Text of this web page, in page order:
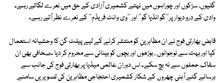
گلیوں، سڑکوں اور چوراہوں میں نہتے کشمیری آزادی کے حق میں نعرے لگاتے رہے۔
وادی کے درو دیوار پر''گو انڈیا گو'' اور ''وی وانٹ فریڈم'' کے نعرے نظر آتے رہے۔
قابض بھارتی فوج نے ان مظاہرین کو منتشر کرنے کے لیے پیلٹ گن کا وحشیانہ استعمال
کیا اور بہت سے نوجوانوں ، بوڑھوں اور بچوں کو بینائی سے محروم کر دیا ۔صحافی بھی ان
سفاک حملوں سے نہ بچ سکے۔ اس دوران عالمی میڈیا پر بھارتی فوج کی جانب سے
برسائے گئے آہنی چھروں کے شکار کشمیری احتجاجی مظاہرین کی تصویریں سامنے